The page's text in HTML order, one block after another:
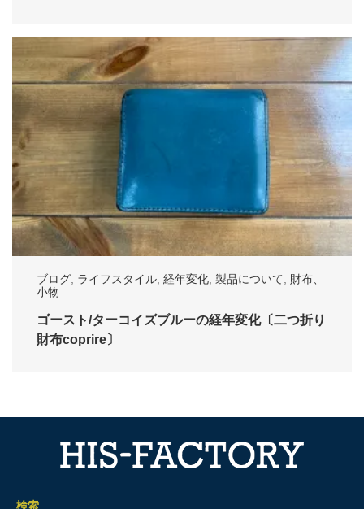
ブログ ライフスタイル 経年変化 製品について
財布、
小物
ゴースト/ターコイズブルーの経年変化〔二つ折り
財布coprire〕
検索